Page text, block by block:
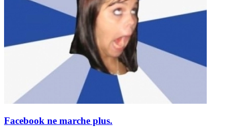
Facebook ne marche plus.